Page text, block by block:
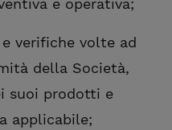
e operativa;
verifiche volte ad
della Società,
suoi prodotti e
applicabile;